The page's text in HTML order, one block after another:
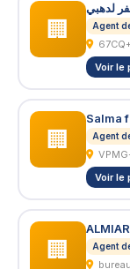
🏢
لدهبي
Agent
Voir le
🏢
Salma
Agent
Voir le
🏢 Agent